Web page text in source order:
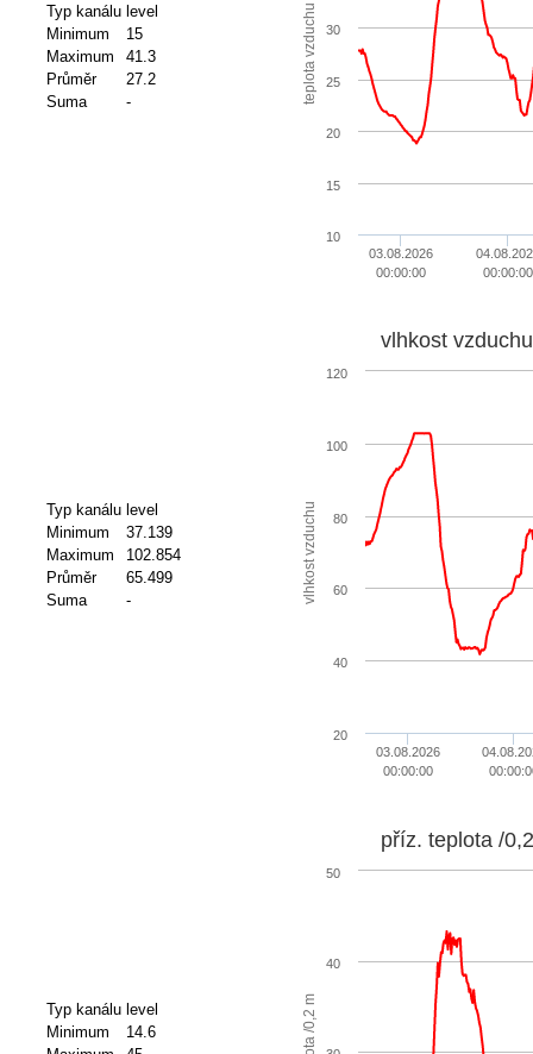
Typ kanálu level
Minimum
15
Maximum
41.3
Průměr
27.2
Suma
- teplota vzduchu
03.08.2026
00:00:00
00:00:00
10
15
20
25
30
Typ kanálu level
Minimum
37.139
Maximum
102.854
Průměr
65.499
Suma
- vlhkost vzduchu
vlhkost vzduchu
03.08.2026
00:00:00
20
40
60
80
100
120
Typ kanálu level
Minimum
14.6
příz. teplota /
40
50